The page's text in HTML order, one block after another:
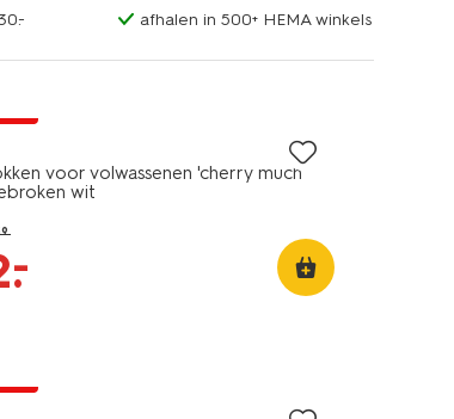
afhalen in 500+ HEMA winkels
voor volwassenen 'cherry much'
wit
.
–